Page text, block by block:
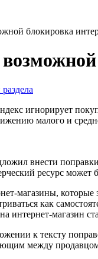
блокировка
игнорирует
малого и
внести
ресурс может
магазины,
как
интернет-магазин
к тексту
между